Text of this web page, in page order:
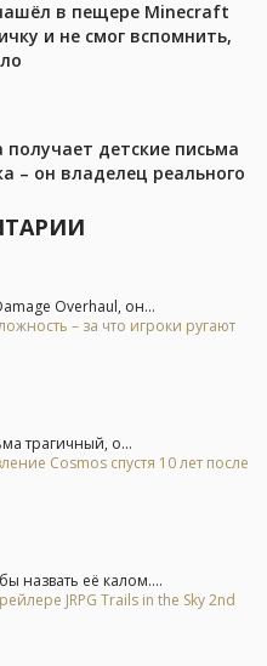
в пещере Minecraft
и не смог вспомнить,
детские письма
– он владелец реального
Overhaul, он...
– за что игроки ругают
трагичный, о...
Cosmos спустя 10 лет после
назвать её калом....
JRPG Trails in the Sky 2nd